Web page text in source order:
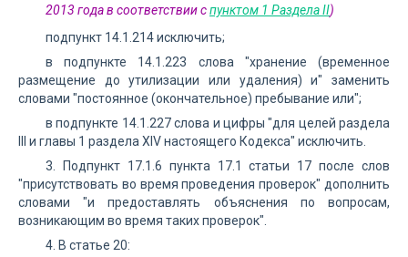
2013 года в соответствии спунктом 1 Раздела II)
подпункт 14.1.214 исключить;
в подпункте 14.1.223 слова "хранение (временное
размещение до утилизации или удаления) и" заменить
словами "постоянное (окончательное) пребывание или";
в подпункте 14.1.227 слова и цифры "для целей раздела
III и главы 1 раздела XIV настоящего Кодекса" исключить.
3. Подпункт 17.1.6 пункта 17.1 статьи 17 после слов
"присутствовать во время проведения проверок" дополнить
словами "и предоставлять объяснения по вопросам,
возникающим во время таких проверок".
4. В статье 20: